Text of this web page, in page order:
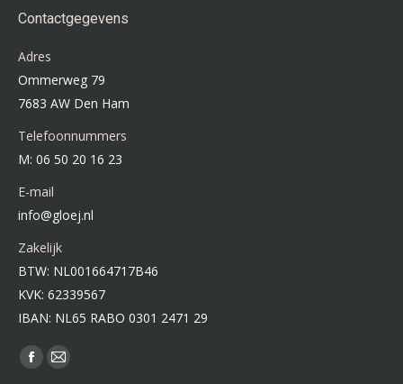
Contactgegevens
Adres
Ommerweg 79
7683 AW Den Ham
Telefoonnummers
M: 06 50 20 16 23
E-mail
info@gloej.nl
Zakelijk
BTW: NL001664717B46
KVK: 62339567
IBAN: NL65 RABO 0301 2471 29
Vind ons op:
Facebook
Mail